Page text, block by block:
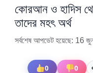
কোরআন ও হাদিস
তাদের মহৎ অর্থ
সর্বশেষ আপডেট হয়েছে: 16
0 0